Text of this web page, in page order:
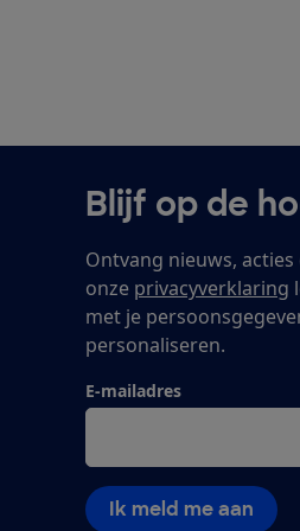
Blijf op de
Ontvang nieuws,
onze privacyverklaring
met je
personaliseren.
E-mailadres
Ik meld me aan